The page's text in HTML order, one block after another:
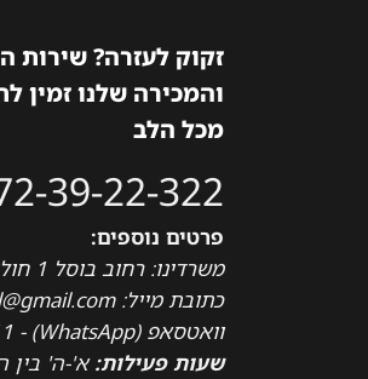
זקוק לעזרה? שירות
והמכירה שלנו זמין
מכל הלב
39-22-322
פרטים נוספים:
משרדינו: רחוב בוסל 1 חולון
כתובת מייל: m4aisrael@gmail.com
וואטסאפ (WhatsApp) - 058-6057111
שעות פעילות: